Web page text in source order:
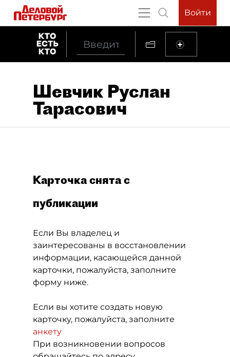
Войти
Шевчик Руслан
Тарасович
Карточка снята с
публикации
Если Вы владелец и
заинтересованы в восстановлении
информации, касающейся данной
карточки, пожалуйста, заполните
форму ниже.
Если вы хотите создать новую
карточку, пожалуйста, заполните
анкету
При возникновении вопросов